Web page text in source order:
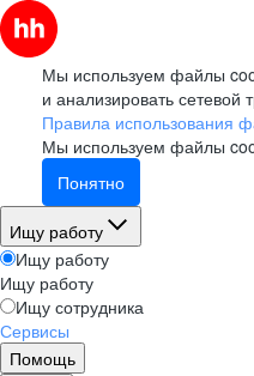
Мы используем файлы
и анализировать сетевой
Правила использования
Мы используем файлы
Понятно
Ищу работу
Ищу работу
Ищу работу
Ищу сотрудника
Сервисы
Помощь